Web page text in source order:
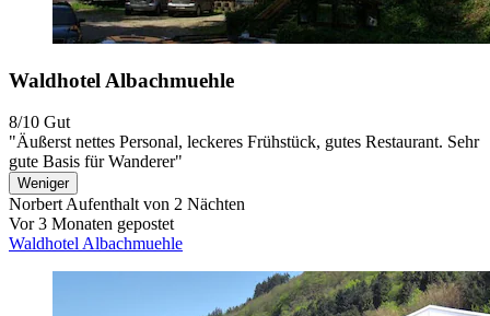
Waldhotel Albachmuehle
8/10 Gut
"Äußerst nettes Personal, leckeres Frühstück, gutes Restaurant. Sehr
gute Basis für Wanderer"
Weniger
NorbertAufenthalt von 2 Nächten
Vor 3 Monaten gepostet
Waldhotel Albachmuehle